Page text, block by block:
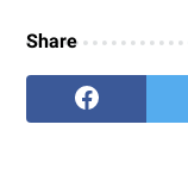
Share